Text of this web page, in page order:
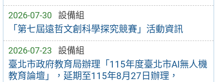
2026-07-30 設備組
「第七屆遠哲文創科學探究競賽」活動資訊
2026-07-23 設備組
臺北市政府教育局辦理「115年度臺北市AI無人機
教育論壇」，延期至115年8月27日辦理，